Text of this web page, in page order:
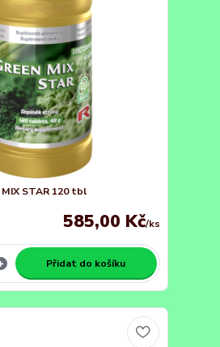
MIX STAR 120 tbl
585,00 Kč/ks
Přidat do košíku